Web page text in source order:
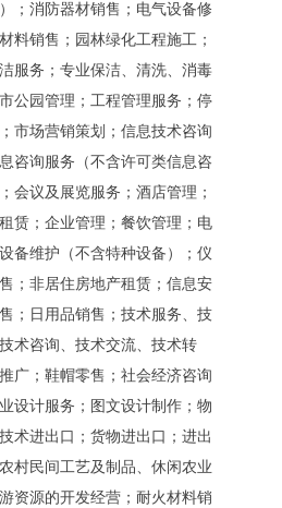
；消防器材销售；电气设备修
料销售；园林绿化工程施工；
服务；专业保洁、清洗、消毒
公园管理；工程管理服务；停
市场营销策划；信息技术咨询
咨询服务（不含许可类信息咨
会议及展览服务；酒店管理；
赁；企业管理；餐饮管理；电
备维护（不含特种设备）；仪
；非居住房地产租赁；信息安
；日用品销售；技术服务、技
术咨询、技术交流、技术转
广；鞋帽零售；社会经济咨询
设计服务；图文设计制作；物
术进出口；货物进出口；进出
村民间工艺及制品、休闲农业
资源的开发经营；耐火材料销